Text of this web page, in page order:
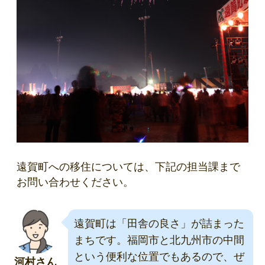
遠賀町への移住については、下記の担当課まで
お問い合わせください。
河村さん
遠賀町は「田舎の良さ」が詰まった
まちです。福岡市と北九州市の中間
という便利な位置でもあるので、ぜ